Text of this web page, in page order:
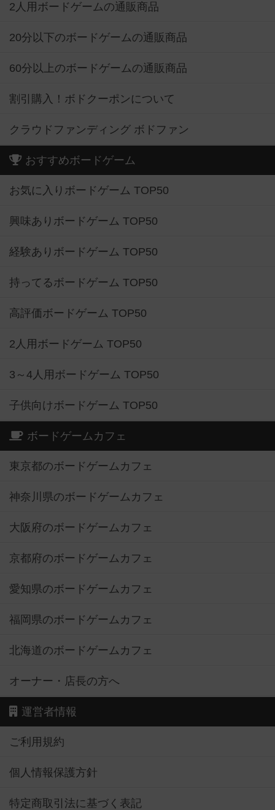
2人用ボードゲームの通販商品
20分以下のボードゲームの通販商品
60分以上のボードゲームの通販商品
割引購入！ボドクーポンについて
クラウドファンディング ボドファン
おすすめボードゲーム
お気に入りボードゲーム TOP50
興味ありボードゲーム TOP50
経験ありボードゲーム TOP50
持ってるボードゲーム TOP50
高評価ボードゲーム TOP50
2人用ボードゲーム TOP50
3～4人用ボードゲーム TOP50
子供向けボードゲーム TOP50
ボードゲームカフェ
東京都のボードゲームカフェ
神奈川県のボードゲームカフェ
大阪府のボードゲームカフェ
京都府のボードゲームカフェ
愛知県のボードゲームカフェ
福岡県のボードゲームカフェ
北海道のボードゲームカフェ
オーナー・店長の方へ
運営者情報
ご利用規約
個人情報保護方針
特定商取引法に基づく表記